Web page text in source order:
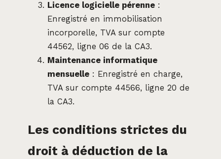
Licence logicielle pérenne :
Enregistré en immobilisation
incorporelle, TVA sur compte
44562, ligne 06 de la CA3.
Maintenance informatique
mensuelle : Enregistré en charge,
TVA sur compte 44566, ligne 20 de
la CA3.
Les conditions strictes du
droit à déduction de la